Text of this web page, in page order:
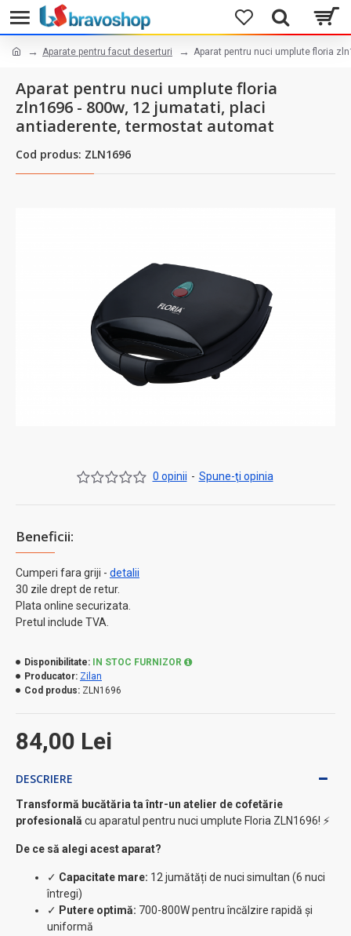
Aparate pentru facut deserturi Aparat pentru nuci umplute floria
Aparat pentru nuci umplute floria
zln1696 - 800w, 12 jumatati, placi
antiaderente, termostat automat
Cod produs: ZLN1696
Beneficii:
Cumperi fara griji - detalii
30 zile drept de retur.
Plata online securizata.
Pretul include TVA.
0 opinii - Spune-ţi opinia
84,00 Lei
Disponibilitate:
IN STOC FURNIZOR
Producator: Zilan
Cod produs: ZLN1696
DESCRIERE
Transformă bucătăria ta într-un atelier de cofetărie
profesională cu aparatul pentru nuci umplute Floria ZLN1696! ⚡
De ce să alegi acest aparat?
✓ Capacitate mare: 12 jumătăți de nuci simultan (6 nuci
întregi)
✓ Putere optimă: 700-800W pentru încălzire rapidă și
uniformă